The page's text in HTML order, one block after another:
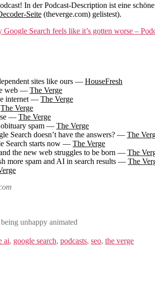
In der Podcast-Description ist eine
Seite (theverge.com) gelistest).
Search feels like it’s gotten worse –
sites like ours — HouseFresh
web — The Verge
internet — The Verge
The Verge
— The Verge
obituary spam — The Verge
Search doesn’t have the answers? — The
Search starts now — The Verge
the new web struggles to be born — The
more spam and AI in search results — The
unhappy animated
ai, google search, podcasts, seo, the verge